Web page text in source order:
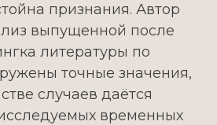
признания. Автор
выпущенной после
литературы по
точные значения,
случаев даётся
временных